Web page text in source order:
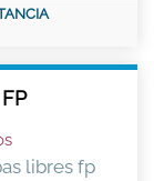
libres fp